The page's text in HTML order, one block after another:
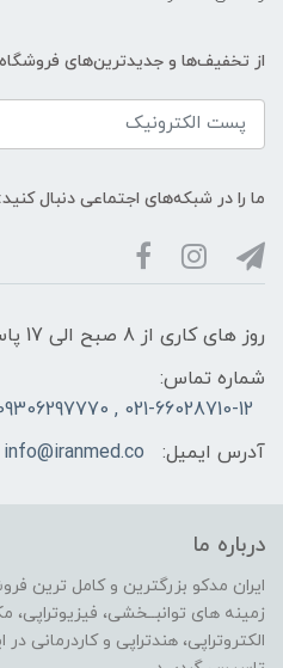
از تخفیف‌ها و جدیدترین‌های
ما را در شبکه‌های اجتماعی دنبال کنید:
روز های کاری از 8 صبح الی 17 پاسخگوی شما هستیم
شماره تماس:
021-66028710-12 , 09306297770 , 09104948010
آدرس ایمیل:
info@iranmed.co
درباره ما
ایران مدکو بزرگترین و کامل ترین
زمینه های توانبــخشی، فیزیوتراپی،